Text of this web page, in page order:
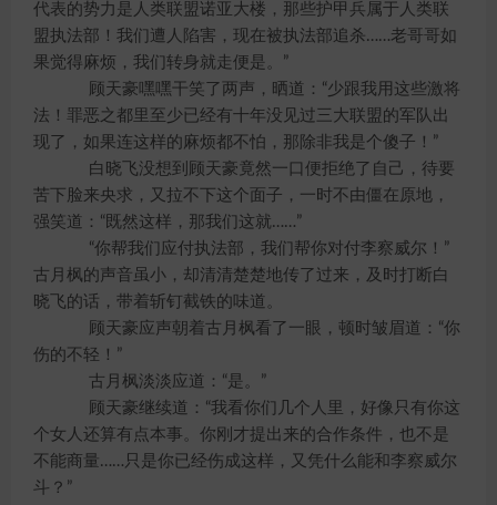
代表的势力是人类联盟诺亚大楼，那些护甲兵属于人类联
盟执法部！我们遭人陷害，现在被执法部追杀……老哥哥如
果觉得麻烦，我们转身就走便是。”
顾天豪嘿嘿干笑了两声，晒道：“少跟我用这些激将
法！罪恶之都里至少已经有十年没见过三大联盟的军队出
现了，如果连这样的麻烦都不怕，那除非我是个傻子！”
白晓飞没想到顾天豪竟然一口便拒绝了自己，待要
苦下脸来央求，又拉不下这个面子，一时不由僵在原地，
强笑道：“既然这样，那我们这就……”
“你帮我们应付执法部，我们帮你对付李察威尔！”
古月枫的声音虽小，却清清楚楚地传了过来，及时打断白
晓飞的话，带着斩钉截铁的味道。
顾天豪应声朝着古月枫看了一眼，顿时皱眉道：“你
伤的不轻！”
古月枫淡淡应道：“是。”
顾天豪继续道：“我看你们几个人里，好像只有你这
个女人还算有点本事。你刚才提出来的合作条件，也不是
不能商量……只是你已经伤成这样，又凭什么能和李察威尔
斗？”